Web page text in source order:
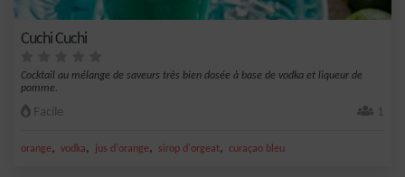
Cuchi Cuchi
Cocktail au mélange de saveurs très bien dosée à base de vodka et liqueur de
pomme.
Facile 1
orange, vodka, jus d'orange, sirop d'orgeat, curaçao bleu